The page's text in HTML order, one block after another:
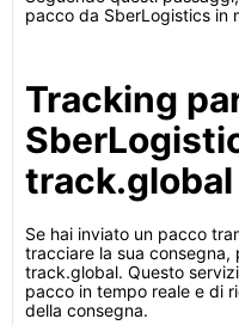
pacco da SberLogistics in
Tracking
Se hai inviato un pacco
tracciare la sua
track.global. Questo
pacco in tempo reale e di
della consegna.